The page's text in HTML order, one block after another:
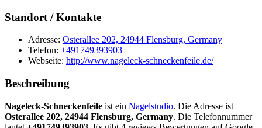
Standort / Kontakte
Adresse: Osterallee 202, 24944 Flensburg, Germany
Telefon: +491749393903
Webseite: http://www.nageleck-schneckenfeile.de/
Beschreibung
Nageleck-Schneckenfeile ist ein Nagelstudio. Die Adresse ist
Osterallee 202, 24944 Flensburg, Germany. Die Telefonnummer